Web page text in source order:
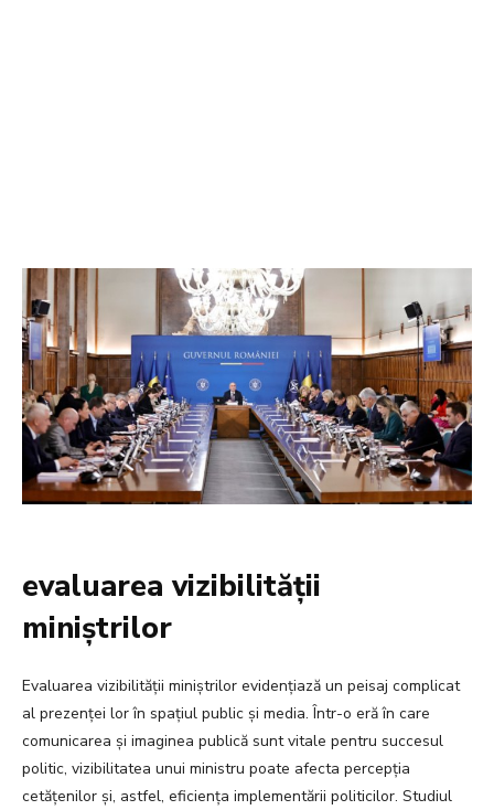
evaluarea vizibilității
miniștrilor
Evaluarea vizibilității miniștrilor evidențiază un peisaj complicat
al prezenței lor în spațiul public și media. Într-o eră în care
comunicarea și imaginea publică sunt vitale pentru succesul
politic, vizibilitatea unui ministru poate afecta percepția
cetățenilor și, astfel, eficiența implementării politicilor. Studiul